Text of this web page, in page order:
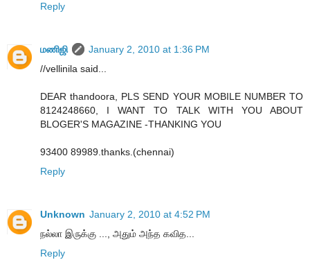
Reply
மணிஜி
January 2, 2010 at 1:36 PM
//vellinila said...
DEAR thandoora, PLS SEND YOUR MOBILE NUMBER TO
8124248660, I WANT TO TALK WITH YOU ABOUT
BLOGER'S MAGAZINE -THANKING YOU
93400 89989.thanks.(chennai)
Reply
Unknown January 2, 2010 at 4:52 PM
நல்லா இருக்கு ..., அதும் அந்த கவித...
Reply